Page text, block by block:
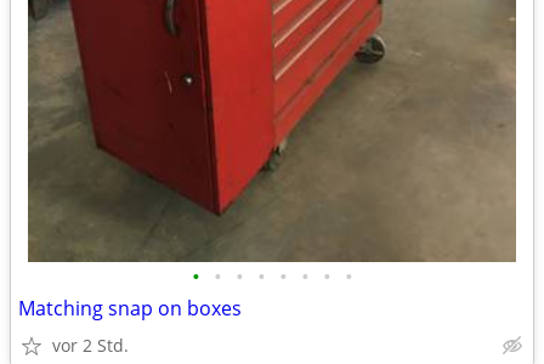
• • • • • • • •
Matching snap on boxes
vor 2 Std.